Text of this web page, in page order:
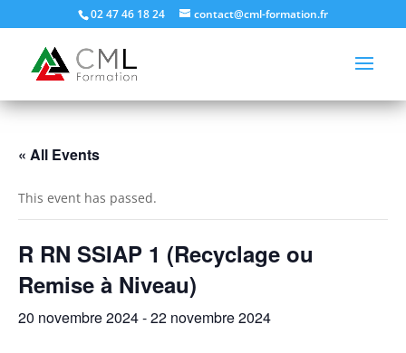
02 47 46 18 24 contact@cml-formation.fr
« All Events
This event has passed.
R RN SSIAP 1 (Recyclage ou
Remise à Niveau)
20 novembre 2024-22 novembre 2024